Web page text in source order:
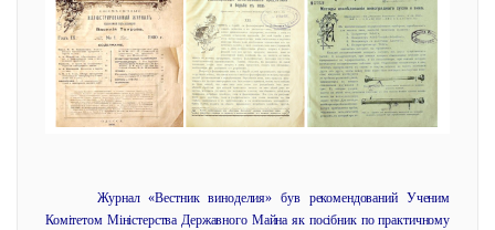
Журнал «Вестник виноделия» був рекомендований Ученим
Комітетом Міністерства Державного Майна як посібник по практичному